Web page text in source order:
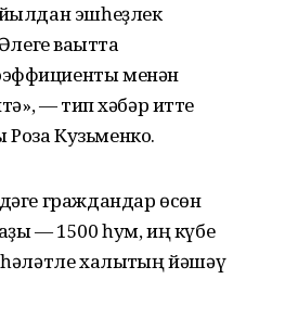
эшһеҙлек
ваҡытта
менән
— тип хәбәр итте
Кузьменко.
граждандар өсөн
— 1500 һум, иң күбе
халыҡтың йәшәү